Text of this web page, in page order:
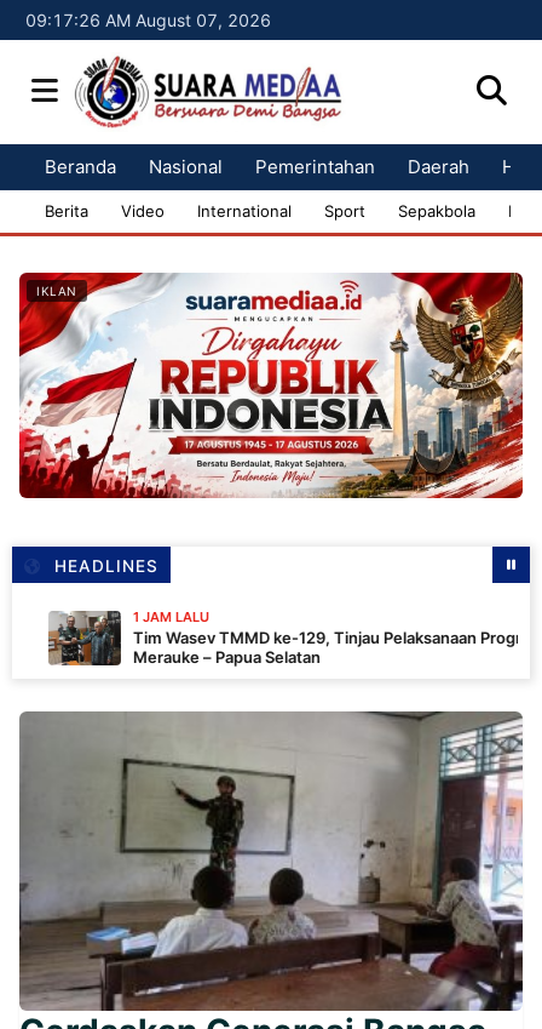
09:17:27 AM August 07, 2026
Beranda Nasional Pemerintahan Daerah
Berita Video International Sport Sepakbola
IKLAN
HEADLINES
1 JAM LALU
Tim Wasev TMMD ke-129, Tinjau Pelaksanaan Program Di
Merauke – Papua Selatan